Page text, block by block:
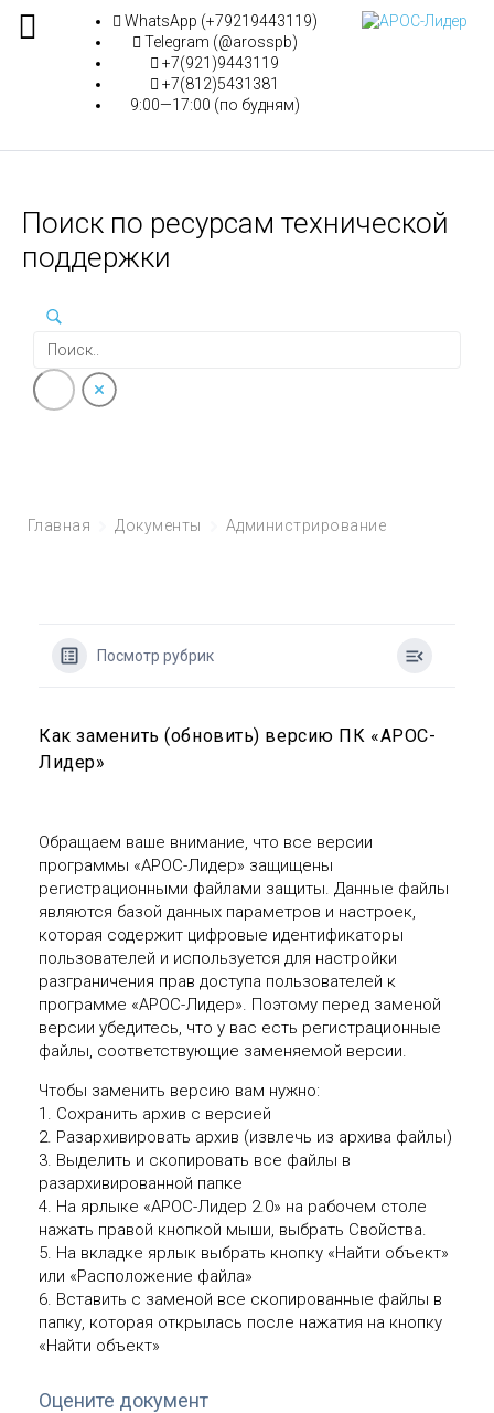
WhatsApp (+79219443119)
Telegram (@arosspb)
+7(921)9443119
+7(812)5431381
9:00—17:00 (по будням)
Поиск по ресурсам технической
поддержки
Главная Документы Администрирование
Посмотр рубрик
Как заменить (обновить) версию ПК «АРОС-
Лидер»
Обращаем ваше внимание, что все версии
программы «АРОС-Лидер» защищены
регистрационными файлами защиты. Данные файлы
являются базой данных параметров и настроек,
которая содержит цифровые идентификаторы
пользователей и используется для настройки
разграничения прав доступа пользователей к
программе «АРОС-Лидер». Поэтому перед заменой
версии убедитесь, что у вас есть регистрационные
файлы, соответствующие заменяемой версии.
Чтобы заменить версию вам нужно:
1. Сохранить архив с версией
2. Разархивировать архив (извлечь из архива файлы)
3. Выделить и скопировать все файлы в
разархивированной папке
4. На ярлыке «АРОС-Лидер 2.0» на рабочем столе
нажать правой кнопкой мыши, выбрать Свойства.
5. На вкладке ярлык выбрать кнопку «Найти объект»
или «Расположение файла»
6. Вставить с заменой все скопированные файлы в
папку, которая открылась после нажатия на кнопку
«Найти объект»
Оцените документ